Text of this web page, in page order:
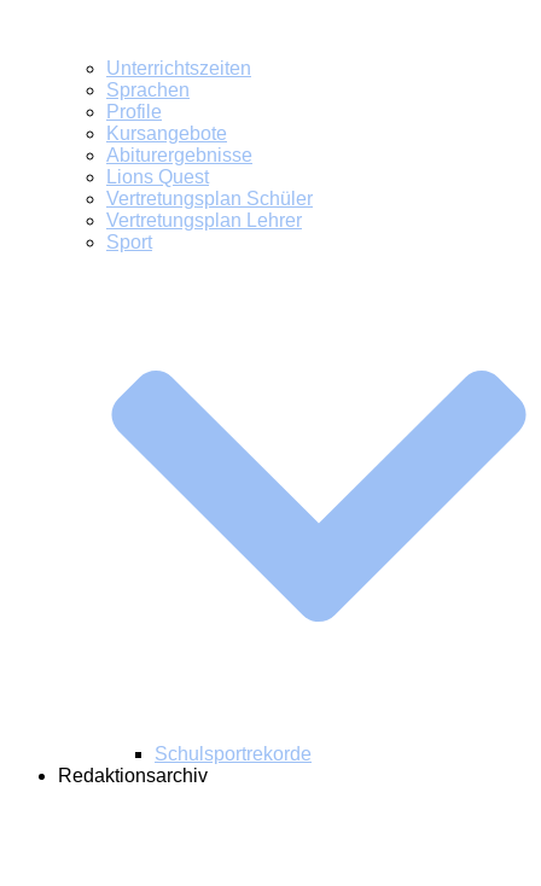
Unterrichtszeiten
Sprachen
Profile
Kursangebote
Abiturergebnisse
Lions Quest
Vertretungsplan Schüler
Vertretungsplan Lehrer
Sport
Schulsportrekorde
Redaktionsarchiv